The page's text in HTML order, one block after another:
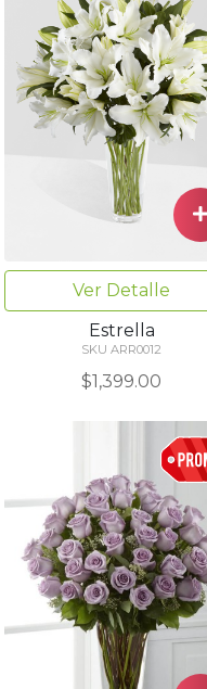
Ver Detalle
Estrella
SKU ARR0012
$1,399.00